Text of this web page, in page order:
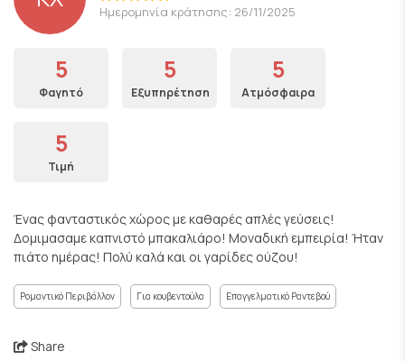
Ημερομηνία κράτησης: 26/11/2025
5
Φαγητό
5
Εξυπηρέτηση
5
Ατμόσφαιρα
5
Τιμή
Ένας φανταστικός χώρος με καθαρές απλές γεύσεις!
Δομιμασαμε καπνιστό μπακαλιάρο! Μοναδική εμπειρία! Ήταν
πιάτο ημέρας! Πολύ καλά και οι γαρίδες ούζου!
Ρομαντικό Περιβάλλον Για κουβεντούλα Επαγγελματικό Ραντεβού
Share